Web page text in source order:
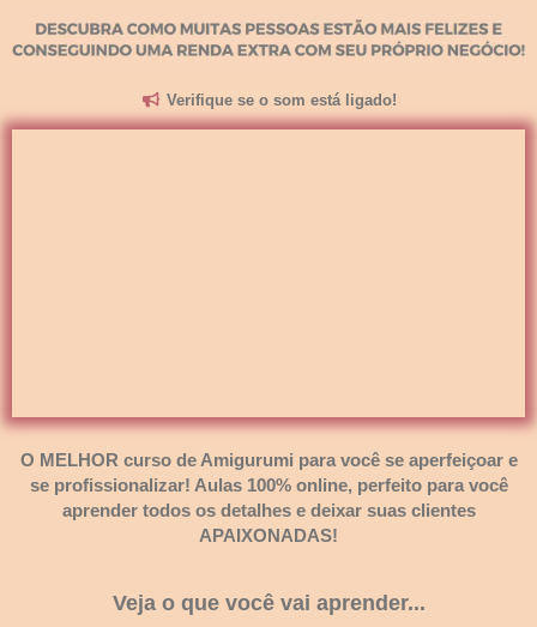
Verifique se o som está ligado!
O MELHOR curso de Amigurumi para você se aperfeiçoar e
se profissionalizar! Aulas 100% online, perfeito para você
aprender todos os detalhes e deixar suas clientes
APAIXONADAS!
Veja o que você vai aprender...